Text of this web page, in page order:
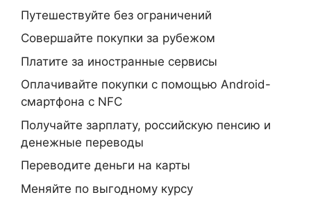
Путешествуйте без ограничений
Совершайте покупки за рубежом
Платите за иностранные сервисы
Оплачивайте покупки с помощью Android-
смартфона с NFC
Получайте зарплату, российскую пенсию и
денежные переводы
Переводите деньги на карты
Меняйте по выгодному курсу